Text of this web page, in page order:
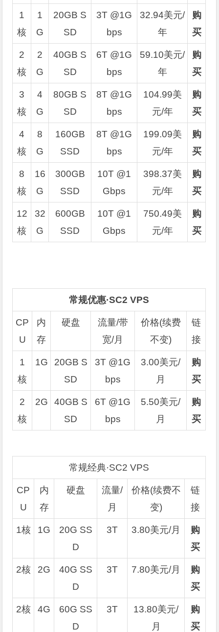
1
核
1
G
20GB S
SD
3T @1G
bps
32.94美元/
年
购
买
2
核
2
G
40GB S
SD
6T @1G
bps
59.10美元/
年
购
买
3
核
4
G
80GB S
SD
8T @1G
bps
104.99美
元/年
购
买
4
核
8
G
160GB
SSD
8T @1G
bps
199.09美
元/年
购
买
8
核
16
G
300GB
SSD
10T @1
Gbps
398.37美
元/年
购
买
12
核
32
G
600GB
SSD
10T @1
Gbps
750.49美
元/年
购
买
常规优惠·SC2 VPS
CP
U
内
存
硬盘
流量/带
宽/月
价格(续费
不变)
链
接
1
核
1G
20GB S
SD
3T @1G
bps
3.00美元/
月
购
买
2
核
2G
40GB S
SD
6T @1G
bps
5.50美元/
月
购
买
常规经典·SC2 VPS
CP
U
内
存
硬盘
流量/
月
价格(续费不
变)
链
接
1核 1G
20G SS
D
3T 3.80美元/月
购
买
2核 2G
40G SS
D
3T 7.80美元/月
购
买
2核 4G
60G SS
D
3T
13.80美元/
月
购
买